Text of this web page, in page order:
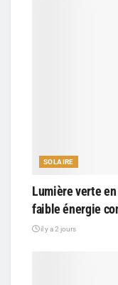
SOLAIRE
Lumière verte
faible énergie
il y a 2 jours